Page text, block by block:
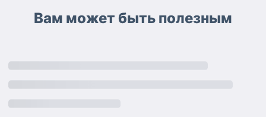
Вам может быть полезным